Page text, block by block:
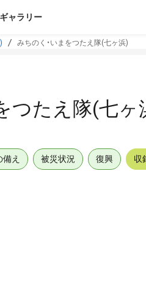
ギャラリー
みちのく・いまをつたえ隊(七ヶ浜)
つたえ隊(七ヶ
え 被災状況 復興 収